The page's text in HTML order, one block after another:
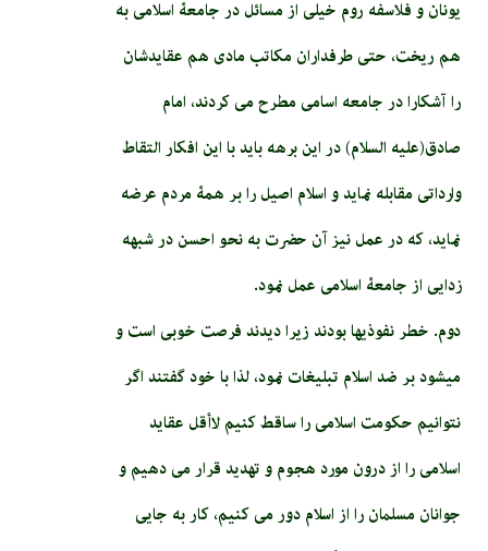
یونان و فلاسفه روم خیلی از مسائل در جامعۀ اسلامی به
هم ریخت، حتی طرفداران مکاتب مادی هم عقایدشان
را آشکارا در جامعه اسامی مطرح می کردند، امام
صادق(علیه السلام) در این برهه باید با این افکار التقاط
وارداتی مقابله نماید و اسلام اصیل را بر همۀ مردم عرضه
نماید، که در عمل نیز آن حضرت به نحو احسن در شبهه
زدایی از جامعۀ اسلامی عمل نمود.
دوم. خطر نفوذی­ها بودند زیرا دیدند فرصت خوبی است و
می­شود بر ضد اسلام تبلیغات نمود، لذا با خود گفتند اگر
نتوانیم حکومت اسلامی را ساقط کنیم لاأقل عقاید
اسلامی را از درون مورد هجوم و تهدید قرار می دهیم و
جوانان مسلمان را از اسلام دور می­ کنیم، کار به جایی